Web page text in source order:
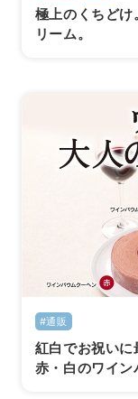
極上のくちどけ
リーム。
#通販
紅白でお祝いに
赤・白のワイン